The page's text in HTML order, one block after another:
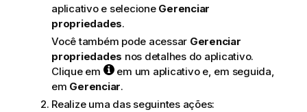
aplicativo e selecione Gerenciar
propriedades.
Você também pode acessar Gerenciar
propriedades nos detalhes do aplicativo.
Clique em
em um aplicativo e, em seguida,
em Gerenciar.
Realize uma das seguintes ações: